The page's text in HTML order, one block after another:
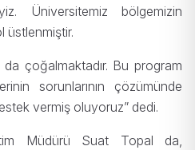
Üniversitemiz bölgemizin
üstlenmiştir.
çoğalmaktadır. Bu program
sorunlarının çözümünde
vermiş oluyoruz” dedi.
Müdürü Suat Topal da,